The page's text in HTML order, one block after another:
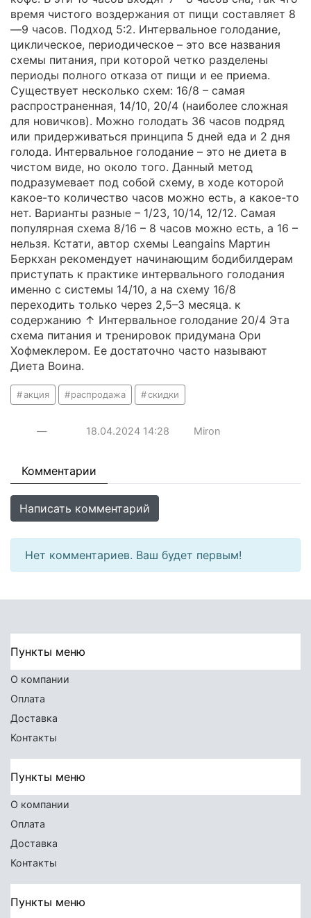
время чистого воздержания от пищи составляет 8
—9 часов. Подход 5:2. Интервальное голодание,
циклическое, периодическое – это все названия
схемы питания, при которой четко разделены
периоды полного отказа от пищи и ее приема.
Существует несколько схем: 16/8 – самая
распространенная, 14/10, 20/4 (наиболее сложная
для новичков). Можно голодать 36 часов подряд
или придерживаться принципа 5 дней еда и 2 дня
голода. Интервальное голодание – это не диета в
чистом виде, но около того. Данный метод
подразумевает под собой схему, в ходе которой
какое-то количество часов можно есть, а какое-то
нет. Варианты разные – 1/23, 10/14, 12/12. Самая
популярная схема 8/16 – 8 часов можно есть, а 16 –
нельзя. Кстати, автор схемы Leangains Мартин
Беркхан рекомендует начинающим бодибилдерам
приступать к практике интервального голодания
именно с системы 14/10, а на схему 16/8
переходить только через 2,5–3 месяца. к
содержанию ↑ Интервальное голодание 20/4 Эта
схема питания и тренировок придумана Ори
Хофмеклером. Ее достаточно часто называют
Диета Воина.
акция распродажа скидки
— 18.04.2024 14:28 Miron
Комментарии
Написать комментарий
Нет комментариев. Ваш будет первым!
Пункты меню
О компании
Оплата
Доставка
Контакты
Пункты меню
О компании
Оплата
Доставка
Контакты
Пункты меню